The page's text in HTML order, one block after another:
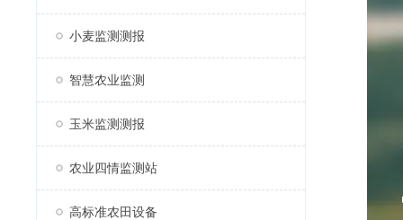
小麦监测测报
智慧农业监测
玉米监测测报
农业四情监测站
高标准农田设备